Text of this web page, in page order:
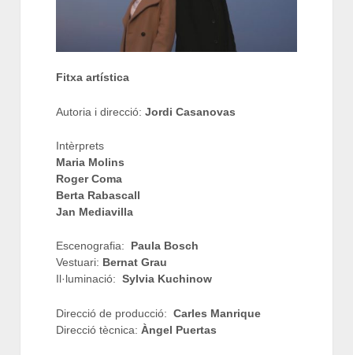
Fitxa artística
Autoria i direcció: Jordi Casanovas
Intèrprets
Maria Molins
Roger Coma
Berta Rabascall
Jan Mediavilla
Escenografia: Paula Bosch
Vestuari: Bernat Grau
Il·luminació: Sylvia Kuchinow
Direcció de producció: Carles Manrique
Direcció tècnica: Àngel Puertas